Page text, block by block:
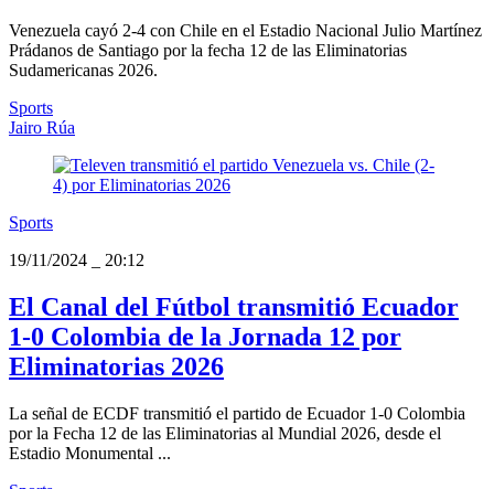
Venezuela cayó 2-4 con Chile en el Estadio Nacional Julio Martínez
Prádanos de Santiago por la fecha 12 de las Eliminatorias
Sudamericanas 2026.
Sports
Jairo Rúa
Sports
19/11/2024
20:12
El Canal del Fútbol transmitió Ecuador
1-0 Colombia de la Jornada 12 por
Eliminatorias 2026
La señal de ECDF transmitió el partido de Ecuador 1-0 Colombia
por la Fecha 12 de las Eliminatorias al Mundial 2026, desde el
Estadio Monumental ...